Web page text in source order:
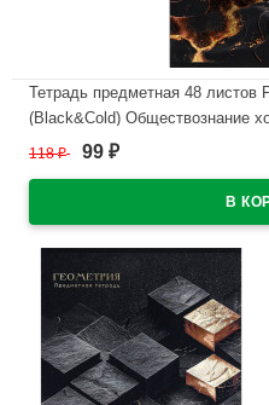
Тетрадь предметная 48
(Black&Cold) Обществознание
выборочный лак арт.48-2713
118₽ 99 ₽